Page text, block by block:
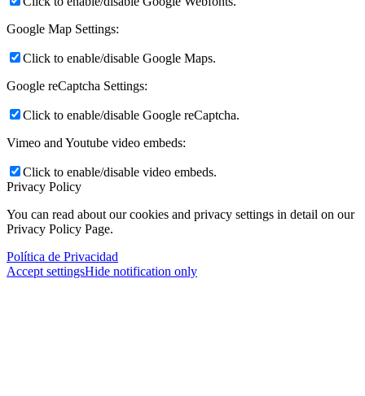
Google Map Settings:
Click to enable/disable Google Maps.
Google reCaptcha Settings:
Click to enable/disable Google reCaptcha.
Vimeo and Youtube video embeds:
Click to enable/disable video embeds.
Privacy Policy
You can read about our cookies and privacy settings in detail on our
Privacy Policy Page.
Política de Privacidad
Accept settingsHide notification only